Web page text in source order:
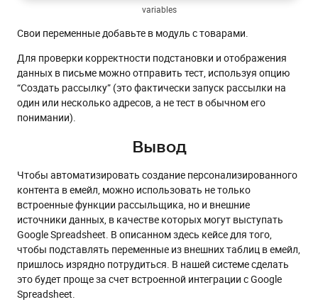
variables
Свои переменные добавьте в модуль с товарами.
Для проверки корректности подстановки и отображения
данных в письме можно отправить тест, используя опцию
“Создать рассылку” (это фактически запуск рассылки на
один или несколько адресов, а не тест в обычном его
понимании).
Вывод
Чтобы автоматизировать создание персонализированного
контента в емейл, можно использовать не только
встроенные функции рассыльщика, но и внешние
источники данных, в качестве которых могут выступать
Google Spreadsheet. В описанном здесь кейсе для того,
чтобы подставлять переменные из внешних таблиц в емейл,
пришлось изрядно потрудиться. В нашей системе сделать
это будет проще за счет встроенной интеграции с Google
Spreadsheet.